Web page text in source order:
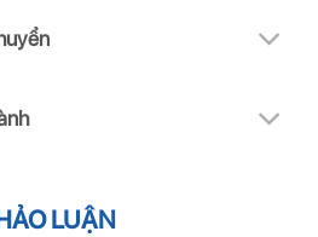
LUẬN